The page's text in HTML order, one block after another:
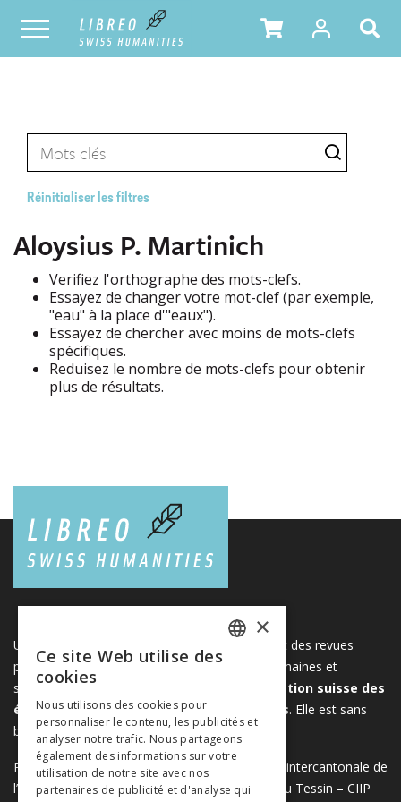
Réinitialiser les filtres
Aloysius P. Martinich
Verifiez l'orthographe des mots-clefs.
Essayez de changer votre mot-clef (par exemple,
"eau" à la place d'"eaux").
Essayez de chercher avec moins de mots-clefs
spécifiques.
Reduisez le nombre de mots-clefs pour obtenir
plus de résultats.
Une plateforme unique regroupant des livres et des revues
publiés par les éditeurs suisses de sciences humaines et
sociales. Libreo.ch est la propriété de l'
Association suisse des
éditeurs de sciences sociales et humaines. Elle est sans
but lucratif.www.editeurssuisses.ch
Projet réalisé avec le soutien de la Conférence intercantonale de
l’instruction publique de la Suisse romande et du Tessin – CIIP
ITALIAN
×
Ce site Web utilise des
cookies
Nous utilisons des cookies pour
personnaliser le contenu, les publicités et
analyser notre trafic. Nous partageons
également des informations sur votre
utilisation de notre site avec nos
partenaires de publicité et d'analyse qui